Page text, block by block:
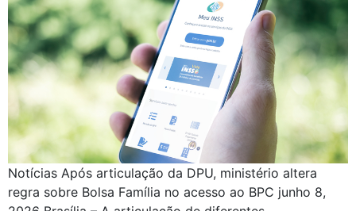
Notícias Após articulação da DPU, ministério altera
regra sobre Bolsa Família no acesso ao BPC junho 8,